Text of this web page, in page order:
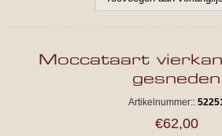
Moccataart
gesneden
Artikelnummer::
€62,00